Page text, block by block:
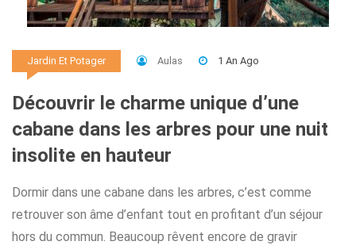
Jardin Et Potager Aulas 1 An Ago
Découvrir le charme unique d’une
cabane dans les arbres pour une nuit
insolite en hauteur
Dormir dans une cabane dans les arbres, c’est comme
retrouver son âme d’enfant tout en profitant d’un séjour
hors du commun. Beaucoup rêvent encore de gravir